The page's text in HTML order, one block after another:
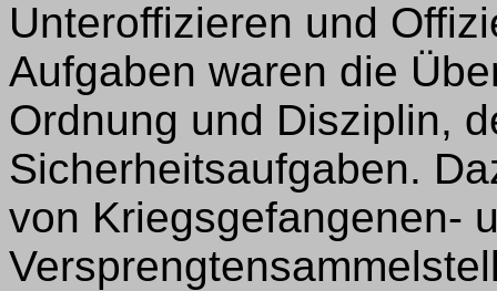
Unteroffizieren und
Aufgaben waren die
Ordnung und Disziplin,
Sicherheitsaufgaben.
von Kriegsgefangenen-